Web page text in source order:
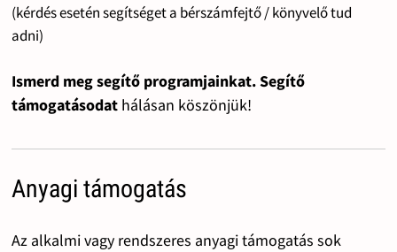
(kérdés esetén segítséget a bérszámfejtő / könyvelő tud
adni)
Ismerd meg segítő programjainkat. Segítő
támogatásodat hálásan köszönjük!
Anyagi támogatás
Az alkalmi vagy rendszeres anyagi támogatás sok